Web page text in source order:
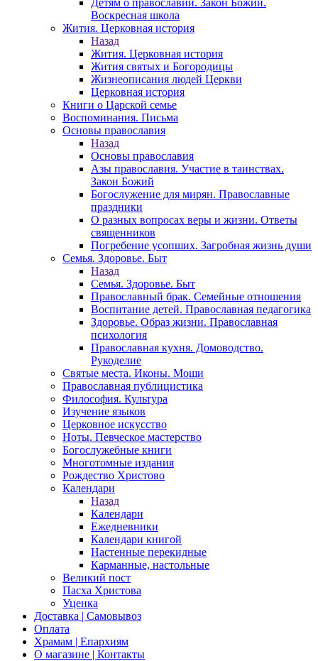
Детям о православии. Закон Божий.
Воскресная школа
Жития. Церковная история
Назад
Жития. Церковная история
Жития святых и Богородицы
Жизнеописания людей Церкви
Церковная история
Книги о Царской семье
Воспоминания. Письма
Основы православия
Назад
Основы православия
Азы православия. Участие в таинствах.
Закон Божий
Богослужение для мирян. Православные
праздники
О разных вопросах веры и жизни. Ответы
священников
Погребение усопших. Загробная жизнь души
Семья. Здоровье. Быт
Назад
Семья. Здоровье. Быт
Православный брак. Семейные отношения
Воспитание детей. Православная педагогика
Здоровье. Образ жизни. Православная
психология
Православная кухня. Домоводство.
Рукоделие
Святые места. Иконы. Мощи
Православная публицистика
Философия. Культура
Изучение языков
Церковное искусство
Ноты. Певческое мастерство
Богослужебные книги
Многотомные издания
Рождество Христово
Календари
Назад
Календари
Ежедневники
Календари книгой
Настенные перекидные
Карманные, настольные
Великий пост
Пасха Христова
Уценка
Доставка | Самовывоз
Оплата
Храмам | Епархиям
О магазине | Контакты